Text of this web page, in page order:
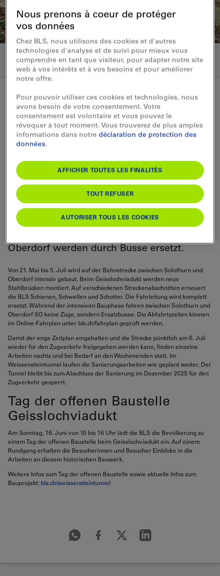
Medienmitteilung 14.05.2024
Intensive Bauphase zwischen
Solothurn und Oberdorf
In den kommenden sieben Wochen
erneuert die BLS auf der Bahnstrecke
zwischen Solothurn und Oberdorf die
Fahrbahn und die Fahrleitung. Beim
Geisslochviadukt werden neue Brücken
Oberdorf werden durch Busse ersetzt.
Von 21. Mai bis 5. Juli wird auf der Bahnstrecke zwischen Solothurn und
Oberdorf intensiv gebaut. Beim Geisslochviadukt werden neue
Stahlbrücken montiert. Auf verschiedenen Streckenabschnitten erneuert
die BLS Schienen, Schwellen und Schotter. Die Fahrleitung wird komplett
ersetzt. Während der intensiven Bauphase fahren zwischen Solothurn und
Oberdorf SO keine Züge, sondern Ersatzbusse. Die Abfahrtszeiten können
im Online-Fahrplan unter bls.ch/fahrplan geprüft werden.
Damit der enge Zeitplan eingehalten und die Strecke pünktlich am 6. Juli
wieder für den Zugverkehr freigegeben werden kann, finden einzelne
Arbeiten nachts und bei Bedarf an den Wochenenden statt. Im
Weissensteintunnel laufen die Sanierungsarbeiten wie geplant weiter. Der
Tunnel bleibt bis zum Abschluss der Sanierung im Dezember 2025 für den
Zugverkehr gesperrt.
Tag der offenen Baustelle
Geisslochviadukt
Am Sonntag, 16. Juni von 10 bis 16 Uhr lädt die BLS die Bevölkerung zu
einem Tag der offenen Baustelle beim Geisslochviadukt ein. Auf einem
Rundgang erhalten die Besucherinnen und Besucher Einblicke in die
Arbeiten an diesem historischen Bauwerk.
Weitere Infos zum Tag der offenen Baustelle sowie aktuelle Infos zum
Bauprojekt: bls.ch/weissensteintunnel
Nous prenons à coeur de protéger
vos données
Chez BLS, nous utilisons des cookies et d'autres
technologies d'analyse et de suivi pour mieux vous
comprendre en tant que visiteur, pour adapter notre site
web à vos intérêts et à vos besoins et pour améliorer
notre offre.
Pour pouvoir utiliser ces cookies et technologies, nous
avons besoin de votre consentement. Votre
consentement est volontaire et vous pouvez le
révoquer à tout moment. Vous trouverez de plus amples
informations dans notredéclaration de protection des
données.
AFFICHER TOUTES LES FINALITÉS
TOUT REFUSER
AUTORISER TOUS LES COOKIES